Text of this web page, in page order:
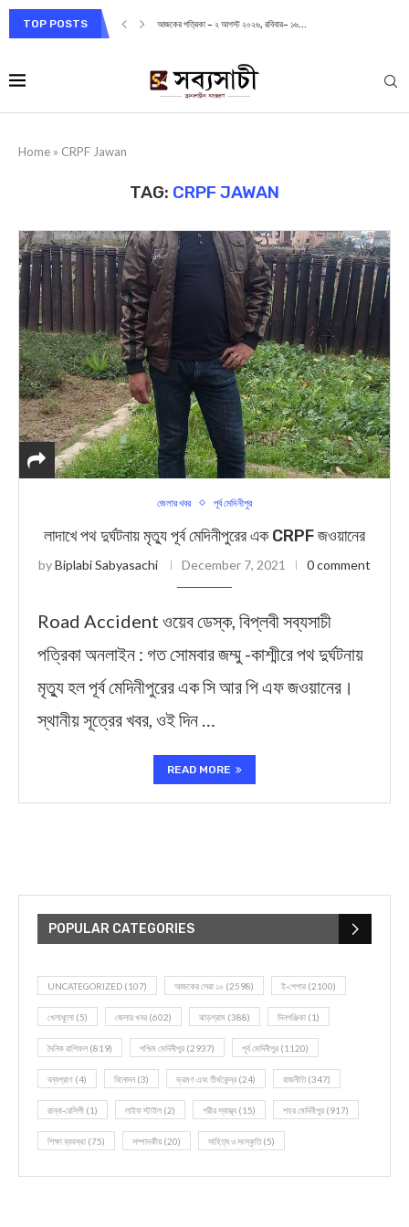
TOP POSTS আজকের পত্রিকা – ২ আগস্ট ২০২৬, রবিবার– ১৬...
Home » CRPF Jawan
TAG: CRPF JAWAN
জেলার খবর পূর্ব মেদিনীপুর
লাদাখে পথ দুর্ঘটনায় মৃত্যু পূর্ব মেদিনীপুরের এক CRPF জওয়ানের
byBiplabi Sabyasachi December 7, 2021 0 comment
Road Accident ওয়েব ডেস্ক, বিপ্লবী সব্যসাচী
পত্রিকা অনলাইন : গত সোমবার জম্মু -কাশ্মীরে পথ দুর্ঘটনায়
মৃত্যু হল পূর্ব মেদিনীপুরের এক সি আর পি এফ জওয়ানের।
স্থ‍ানীয় সূত্রের খবর, ওই দিন …
READ MORE
POPULAR CATEGORIES
UNCATEGORIZED (107) আজকের সেরা ১০ (2598) ই-পেপার (2100)
খেলাধূলো (5) জেলার খবর (602) ঝাড়গ্রাম (388) দিনপঞ্জিকা (1)
দৈনিক রাশিফল (819) পশ্চিম মেদিনীপুর (2937) পূর্ব মেদিনীপুর (1120)
বন্যপ্রাণ (4) বিনোদন(3) ভ্রমণ এবং তীর্থকেন্দ্র (24) রাজনীতি(347)
রান্না-রেসিপী (1) লাইফ স্টাইল (2) শরীর স্বাস্থ্য (15) শহর মেদিনীপুর (917)
শিক্ষা ব্যবস্থা (75) সম্পাদকীয় (20) সাহিত্য ও সংস্কৃতি(5)